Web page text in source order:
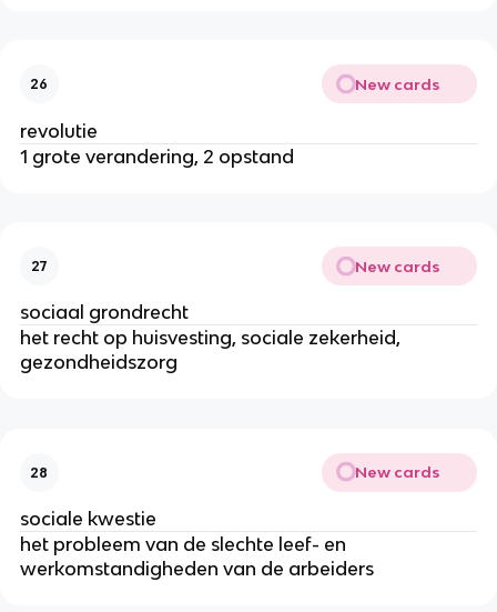
26 New cards
revolutie
1 grote verandering, 2 opstand
27 New cards
sociaal grondrecht
het recht op huisvesting, sociale zekerheid,
gezondheidszorg
28 New cards
sociale kwestie
het probleem van de slechte leef- en
werkomstandigheden van de arbeiders